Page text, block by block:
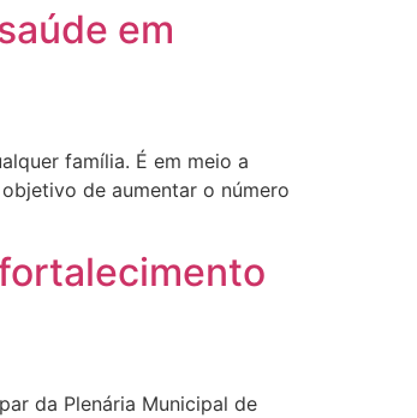
em
família. É em meio a
de aumentar o número
da Plenária Municipal de